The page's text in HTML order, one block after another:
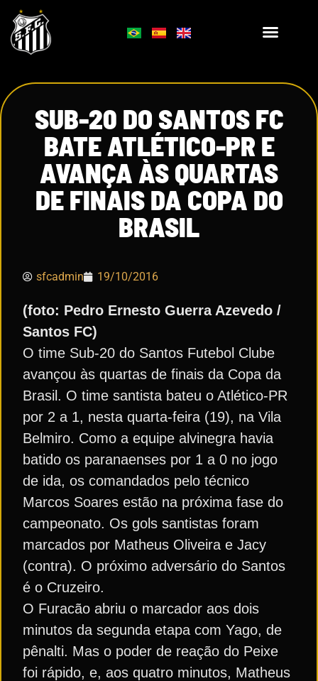
SUB-20 DO SANTOS FC
BATE ATLÉTICO-PR E
AVANÇA ÀS QUARTAS
DE FINAIS DA COPA DO
BRASIL
sfcadmin 19/10/2016
(foto: Pedro Ernesto Guerra Azevedo /
Santos FC)
O time Sub-20 do Santos Futebol Clube
avançou às quartas de finais da Copa da
Brasil. O time santista bateu o Atlético-PR
por 2 a 1, nesta quarta-feira (19), na Vila
Belmiro. Como a equipe alvinegra havia
batido os paranaenses por 1 a 0 no jogo
de ida, os comandados pelo técnico
Marcos Soares estão na próxima fase do
campeonato. Os gols santistas foram
marcados por Matheus Oliveira e Jacy
(contra). O próximo adversário do Santos
é o Cruzeiro.
O Furacão abriu o marcador aos dois
minutos da segunda etapa com Yago, de
pênalti. Mas o poder de reação do Peixe
foi rápido, e, aos quatro minutos, Matheus